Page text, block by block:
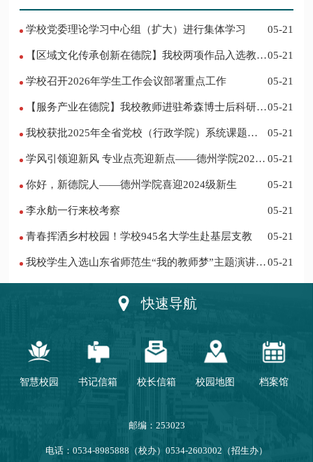
学校党委理论学习中心组（扩大）进行集体学习 05-21
05-21
学校召开2026年学生工作会议部署重点工作 05-21
05-21
我校获批2025年全省党校（行政学院）系统课题立
05-21
学风引领迎新风 专业点亮迎新点——德州学院2024
05-21
你好，新德院人——德州学院喜迎2024级新生 05-21
李永舫一行来校考察 05-21
青春挥洒乡村校园！学校945名大学生赴基层支教 05-21
我校学生入选山东省师范生“我的教师梦”主题演讲活
05-21
快速导航
智慧校园 书记信箱 校长信箱 校园地图 档案馆
邮编：253023
电话：0534-8985888（校办）0534-2603002（招生办）